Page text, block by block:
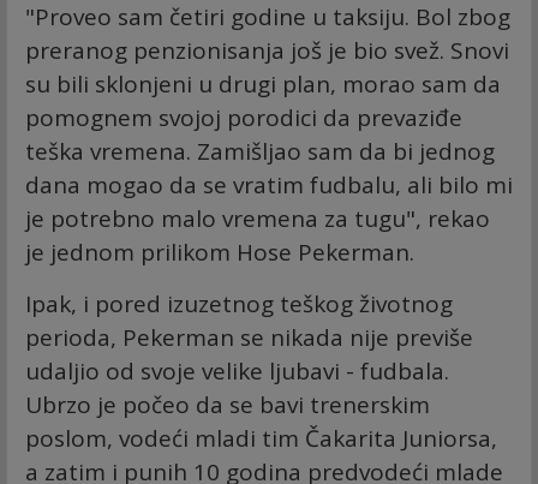
"Proveo sam četiri godine u taksiju. Bol zbog
preranog penzionisanja još je bio svež. Snovi
su bili sklonjeni u drugi plan, morao sam da
pomognem svojoj porodici da prevaziđe
teška vremena. Zamišljao sam da bi jednog
dana mogao da se vratim fudbalu, ali bilo mi
je potrebno malo vremena za tugu", rekao
je jednom prilikom Hose Pekerman.
Ipak, i pored izuzetnog teškog životnog
perioda, Pekerman se nikada nije previše
udaljio od svoje velike ljubavi - fudbala.
Ubrzo je počeo da se bavi trenerskim
poslom, vodeći mladi tim Čakarita Juniorsa,
a zatim i punih 10 godina predvodeći mlade